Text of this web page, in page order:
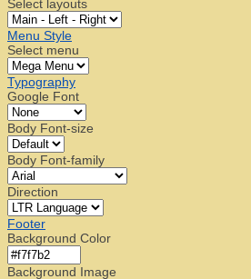
Select layouts
Menu Style
Select menu
Typography
Google Font
Body Font-size
Body Font-family
Direction
Footer
Background Color
Background Image